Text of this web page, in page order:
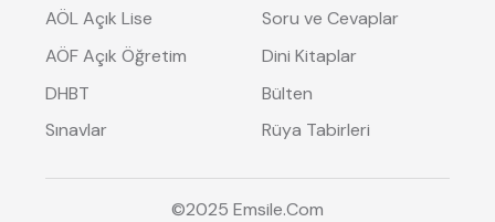
AÖL Açık Lise
AÖF Açık Öğretim
DHBT
Sınavlar
Soru ve Cevaplar
Dini Kitaplar
Bülten
Rüya Tabirleri
©2025 Emsile.Com